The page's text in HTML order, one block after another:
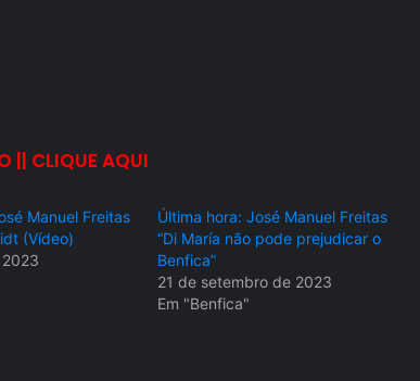
|| CLIQUE AQUI
Manuel Freitas
(Vídeo)
Última hora: José Manuel Freitas
“Di María não pode prejudicar o
Benfica”
21 de setembro de 2023
Em "Benfica"